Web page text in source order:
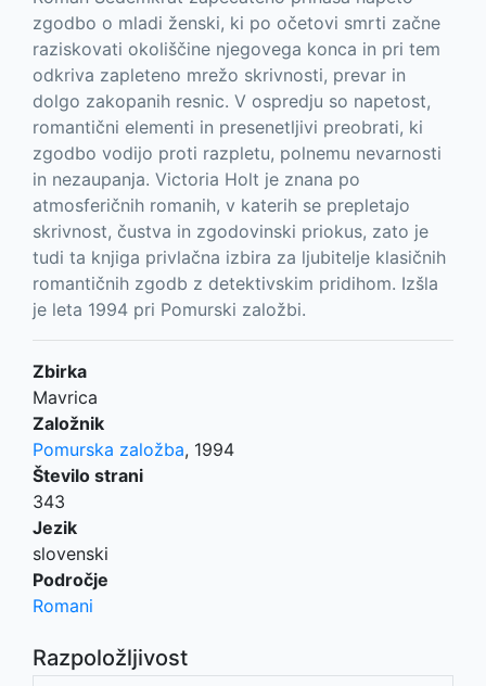
zgodbo o mladi ženski, ki po očetovi smrti začne
raziskovati okoliščine njegovega konca in pri tem
odkriva zapleteno mrežo skrivnosti, prevar in
dolgo zakopanih resnic. V ospredju so napetost,
romantični elementi in presenetljivi preobrati, ki
zgodbo vodijo proti razpletu, polnemu nevarnosti
in nezaupanja. Victoria Holt je znana po
atmosferičnih romanih, v katerih se prepletajo
skrivnost, čustva in zgodovinski priokus, zato je
tudi ta knjiga privlačna izbira za ljubitelje klasičnih
romantičnih zgodb z detektivskim pridihom. Izšla
je leta 1994 pri Pomurski založbi.
Zbirka
Mavrica
Založnik
Pomurska založba, 1994
Število strani
343
Jezik
slovenski
Področje
Romani
Razpoložljivost